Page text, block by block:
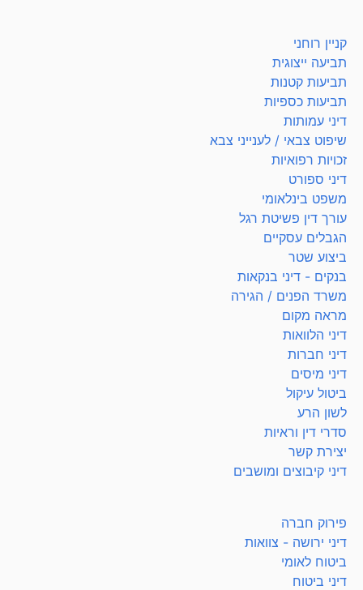
קניין רוחני
תביעה ייצוגית
תביעות קטנות
תביעות כספיות
דיני עמותות
שיפוט צבאי / לענייני צבא
זכויות רפואיות
דיני ספורט
משפט בינלאומי
עורך דין פשיטת רגל
הגבלים עסקיים
ביצוע שטר
בנקים - דיני בנקאות
משרד הפנים / הגירה
מראה מקום
דיני הלוואות
דיני חברות
דיני מיסים
ביטול עיקול
לשון הרע
סדרי דין וראיות
יצירת קשר
דיני קיבוצים ומושבים
פירוק חברה
דיני ירושה - צוואות
ביטוח לאומי
דיני ביטוח